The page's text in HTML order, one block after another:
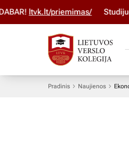
ltvk.lt/priemimas/ Studijuok
Pradinis Naujienos